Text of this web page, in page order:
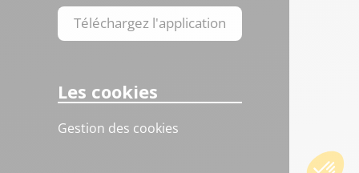
Téléchargez l'application
Les cookies
Gestion des cookies